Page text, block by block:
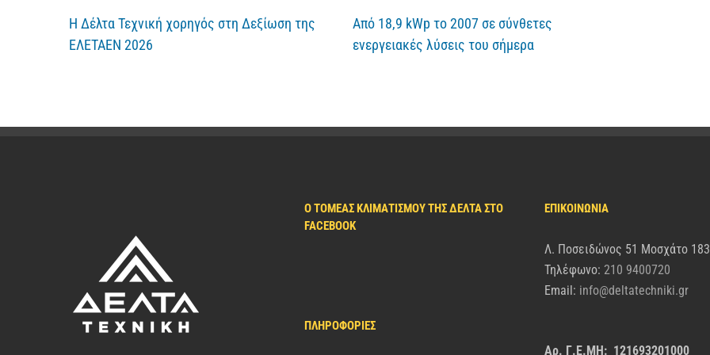
Η Δέλτα Τεχνική χορηγός στη Δεξίωση της
ΕΛΕΤΑΕΝ 2026
Από 18,9 kWp το 2007 σε σύνθετες
ενεργειακές λύσεις του σήμερα
Ο ΤΟΜΈΑΣ ΚΛΙΜΑΤΙΣΜΟΎ ΤΗΣ ΔΈΛΤΑ ΣΤΟ
FACEBOOK
ΠΛΗΡΟΦΟΡΊΕΣ
ΕΠΙΚΟΙΝΩΝΙΑ
Λ. Ποσειδώνος 51 Μοσχάτο
Τηλέφωνο: 210 9400720
Email: info@deltatechniki.gr
Αρ. Γ.Ε.ΜΗ: 121693201000